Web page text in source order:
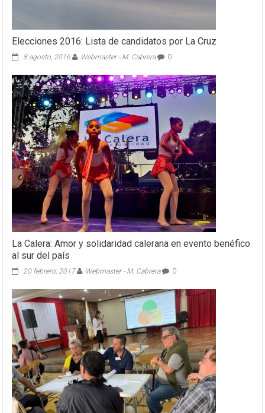
Elecciones 2016: Lista de candidatos por La Cruz
8 agosto, 2016 Webmaster - M. Cabrera 0
La Calera: Amor y solidaridad calerana en evento benéfico
al sur del país
20 febrero, 2017 Webmaster - M. Cabrera 0